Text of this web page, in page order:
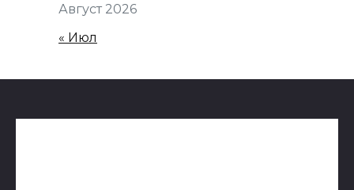
Август 2026
« Июл